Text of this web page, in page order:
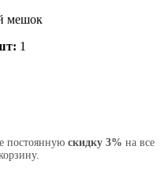
мешок
1
постоянную скидку 3% на все